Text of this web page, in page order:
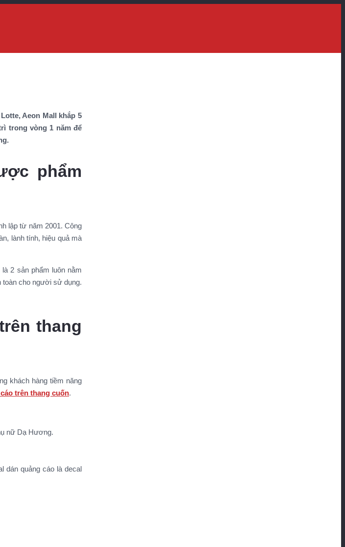
Aeon Mall khắp 5
trong vòng 1 năm để
phẩm
lập từ năm 2001. Công
lành tính, hiệu quả mà
2 sản phẩm luôn nằm
toàn cho người sử dụng.
thang
khách hàng tiềm năng
trên thang cuốn.
nữ Dạ Hương.
dán quảng cáo là decal